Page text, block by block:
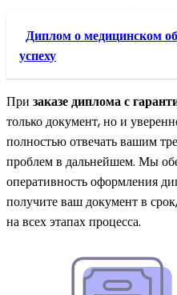
Диплом о медицинском
успеху
При заказе диплома с
только документ, но и
полностью отвечать вашим
проблем в дальнейшем. Мы
оперативность оформления
получите ваш документ в
на всех этапах процесса.